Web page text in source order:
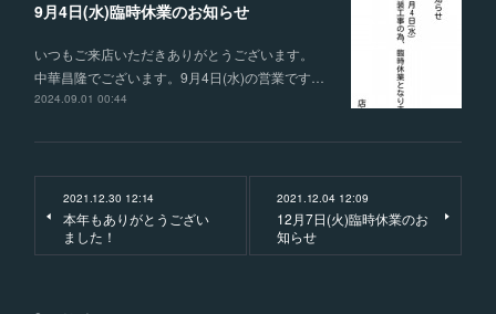
9月4日(水)臨時休業のお知らせ
いつもご来店いただきありがとうございます。
中華昌隆でございます。9月4日(水)の営業です…
2024.09.01 00:44
2021.12.30 12:14
本年もありがとうござい
ました！
2021.12.04 12:09
12月7日(火)臨時休業のお
知らせ